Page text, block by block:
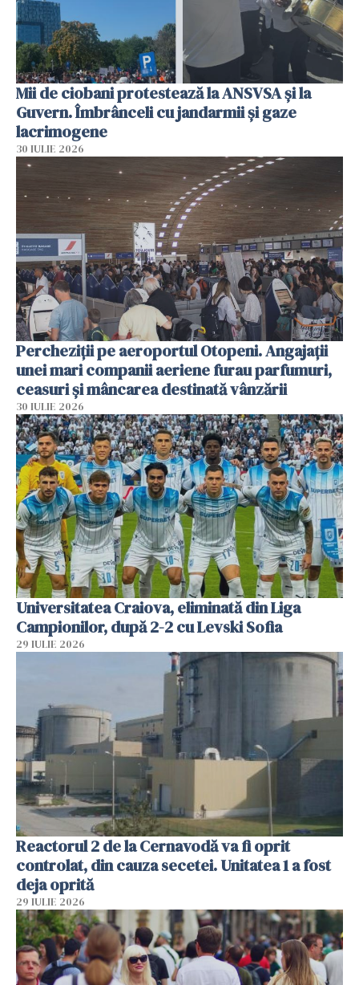
Mii de ciobani protestează la ANSVSA și la
Guvern. Îmbrânceli cu jandarmii și gaze
lacrimogene
30 IULIE 2026
Percheziții pe aeroportul Otopeni. Angajații
unei mari companii aeriene furau parfumuri,
ceasuri și mâncarea destinată vânzării
30 IULIE 2026
Universitatea Craiova, eliminată din Liga
Campionilor, după 2-2 cu Levski Sofia
29 IULIE 2026
Reactorul 2 de la Cernavodă va fi oprit
controlat, din cauza secetei. Unitatea 1 a fost
deja oprită
29 IULIE 2026